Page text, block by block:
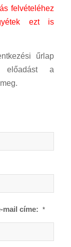
felvételéhez
ezt is
űrlap
előadást a
mail címe: *